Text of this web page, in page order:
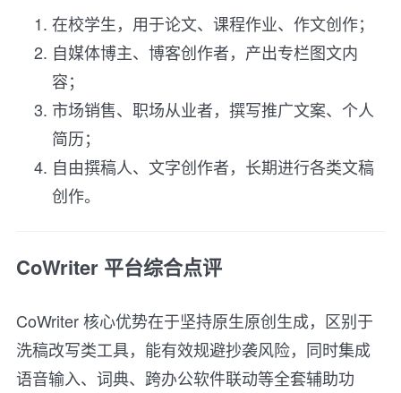
在校学生，用于论文、课程作业、作文创作；
自媒体博主、博客创作者，产出专栏图文内
容；
市场销售、职场从业者，撰写推广文案、个人
简历；
自由撰稿人、文字创作者，长期进行各类文稿
创作。
CoWriter 平台综合点评
CoWriter 核心优势在于坚持原生原创生成，区别于
洗稿改写类工具，能有效规避抄袭风险，同时集成
语音输入、词典、跨办公软件联动等全套辅助功